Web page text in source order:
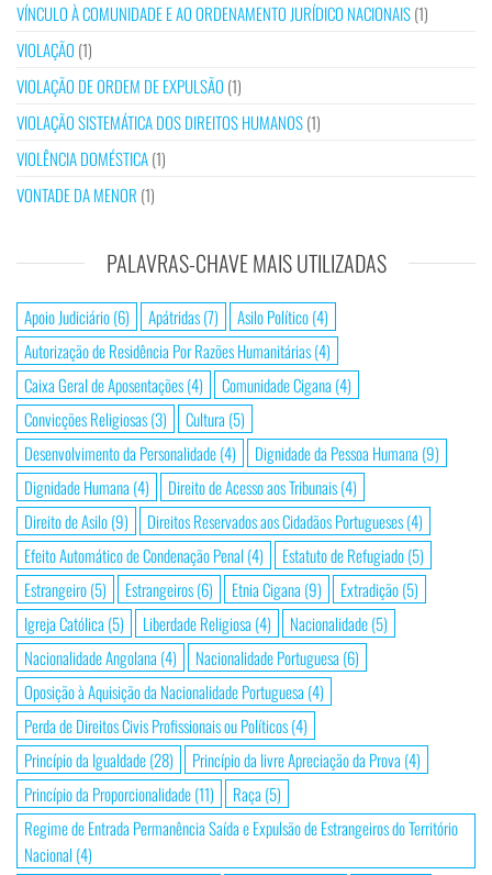
VÍNCULO À COMUNIDADE E AO ORDENAMENTO JURÍDICO NACIONAIS(1)
VIOLAÇÃO (1)
VIOLAÇÃO DE ORDEM DE EXPULSÃO (1)
VIOLAÇÃO SISTEMÁTICA DOS DIREITOS HUMANOS(1)
VIOLÊNCIA DOMÉSTICA(1)
VONTADE DA MENOR (1)
PALAVRAS-CHAVE MAIS UTILIZADAS
Apoio Judiciário(6) Apátridas(7) Asilo Político(4)
Autorização de Residência Por Razões Humanitárias(4)
Caixa Geral de Aposentações(4) Comunidade Cigana (4)
Convicções Religiosas(3) Cultura (5)
Desenvolvimento da Personalidade(4) Dignidade da Pessoa Humana (9)
Dignidade Humana (4) Direito de Acesso aos Tribunais(4)
Direito de Asilo(9) Direitos Reservados aos Cidadãos Portugueses(4)
Efeito Automático de Condenação Penal (4) Estatuto de Refugiado(5)
Estrangeiro(5) Estrangeiros(6) Etnia Cigana (9) Extradição(5)
Igreja Católica (5) Liberdade Religiosa (4) Nacionalidade(5)
Nacionalidade Angolana (4) Nacionalidade Portuguesa (6)
Oposição à Aquisição da Nacionalidade Portuguesa (4)
Perda de Direitos Civis Profissionais ou Políticos(4)
Princípio da Igualdade(28) Princípio da livre Apreciação da Prova (4)
Princípio da Proporcionalidade(11) Raça (5)
Regime de Entrada Permanência Saída e Expulsão de Estrangeiros do Território
Nacional (4)